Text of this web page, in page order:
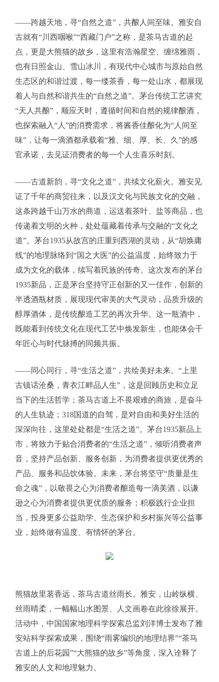
——跨越天地，寻“自然之道”，共酿人间至味。雅安自
古就有“川西咽喉”“西藏门户”之称，是茶马古道的起
点，更是大熊猫的故乡，这里有浩瀚星空、缠绵雅雨，
也有日照金山、雪山冰川，有现代中心城市与原始自然
生态区的和谐过渡，每一缕茶香，每一处山水，都展现
着人与自然和谐共生的“自然之道”。茅台传统工艺讲究
“天人共酿”，顺应天时，遵循时间和自然的规律酿酒，
也探索融入“人”的消费需求，将酱香佳酿化为“人间至
味”，让每一滴酒都承载着“雅、细、厚、长、久”的感
官承诺，去见证消费者的每一个人生喜乐时刻。
——古道新韵，寻“文化之道”，共续文化薪火。雅安见
证了千年的商贸往来，以及汉文化与民族文化的交融，
这条跨越千山万水的商道，运送着茶叶、盐等商品，也
传递着文明的火种，处处蕴藏着传承与交融的“文化之
道”。茅台1935从故宫的庄重到西湖的灵动，从“胡焕庸
线”的地理脉络到“国之大医”的公益温度，始终致力于
成为文化的载体，续写着民族的传奇。这次发布的茅台
1935新品，正是茅台坚持守正创新的又一佳作，创新的
半透酒瓶材质，展现现代审美的大气灵动，品质升级的
醇厚酒体，是传统酿造工艺的再次升华。这一瓶酒中，
既能看到传统文化在现代工艺中焕发新生，也能体会千
年匠心与时代脉搏的同频共振。
——同心同行，寻“生活之道”，共绘美好未来。“上里
古镇话沧桑，青衣江畔品人生”，这是回顾历史和立足
当下的生活哲学；茶马古道上不畏艰难的商旅，是奋斗
的人生轨迹；318国道的自驾，是对自由和美好生活的
深深向往，这里处处都是“生活之道”。茅台1935新品上
市，将致力于贴合消费者的“生活之道”，倾听消费者声
音，坚持产品创新、服务创新，为消费者提供更优秀的
产品、服务和品饮体验。未来，茅台将坚守“质量是生
命之魂”，以敬畏之心为消费者酿造每一滴美酒，以谦
逊之心为消费者提供更优质的服务；积极践行企业担
当，投身更多公益助学、生态保护和乡村振兴等公益事
业，始终做有温度、有情怀的茅台。
熊猫故里茗香远，茶马古道丝雨长。雅安，山岭纵横、
丝雨晴柔，一幅幅山水图景、人文画卷在此徐徐展开。
活动中，中国国家地理科学探索总监刘洋博士发布了雅
安站科学探索成果，围绕“雨雾编织的地理结界”“茶马
古道上的后花园”“大熊猫的故乡”等角度，深入诠释了
雅安的人文和地理魅力。